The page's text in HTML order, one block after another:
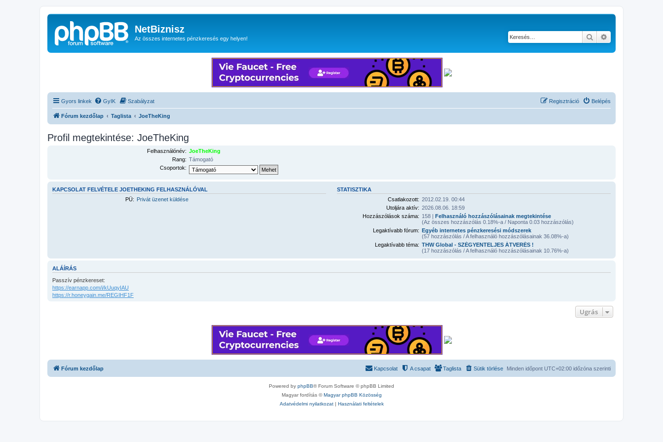
NetBiznisz
Az összes internetes pénzkeresés egy helyen! Keresés
Gyors linkek GyIK Szabályzat Belépés
Regisztráció
Fórum kezdőlap Taglista JoeTheKing
Profil megtekintése: JoeTheKing
Felhasználónév: JoeTheKing
Rang: Támogató
Csoportok:
KAPCSOLAT FELVÉTELE JOETHEKING FELHASZNÁLÓVAL
PÜ: Privát üzenet küldése
STATISZTIKA
Csatlakozott: 2012.02.19. 00:44
Utoljára aktív: 2026.08.06. 18:59
Hozzászólások száma: 158 | Felhasználó hozzászólásainak megtekintése
(Az összes hozzászólás 0.18%-a / Naponta 0.03 hozzászólás)
Legaktívabb fórum: Egyéb internetes pénzkeresési módszerek
(57 hozzászólás / A felhasználó hozzászólásainak 36.08%-a)
Legaktívabb téma: THW Global - SZÉGYENTELJES ÁTVERÉS !
(17 hozzászólás / A felhasználó hozzászólásainak 10.76%-a)
ALÁÍRÁS
Passzív pénzkereset:
https://earnapp.com/i/kUuqyIAU
https://r.honeygain.me/REGIHF1F
Ugrás
Fórum kezdőlap Minden időpont UTC+02:00 időzóna szerinti
Sütik törlése
Taglista
A csapat
Kapcsolat
Powered by phpBB® Forum Software © phpBB Limited
Magyar fordítás ©Magyar phpBB Közösség
Adatvédelmi nyilatkozat| Használati feltételek